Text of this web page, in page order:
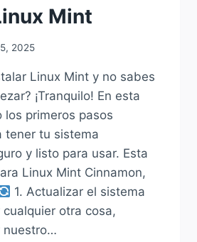
Mint
2025
Linux Mint y no sabes
¡Tranquilo! En esta
los primeros pasos
tener tu sistema
y listo para usar. Esta
Linux Mint Cinnamon,
1. Actualizar el sistema
otra cosa,
nuestro…